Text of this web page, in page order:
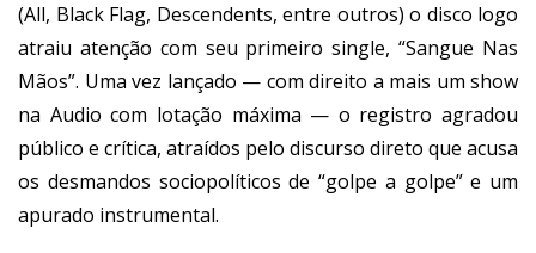
(All, Black Flag, Descendents, entre outros) o disco logo
atraiu atenção com seu primeiro single, “Sangue Nas
Mãos”. Uma vez lançado — com direito a mais um show
na Audio com lotação máxima — o registro agradou
público e crítica, atraídos pelo discurso direto que acusa
os desmandos sociopolíticos de “golpe a golpe” e um
apurado instrumental.